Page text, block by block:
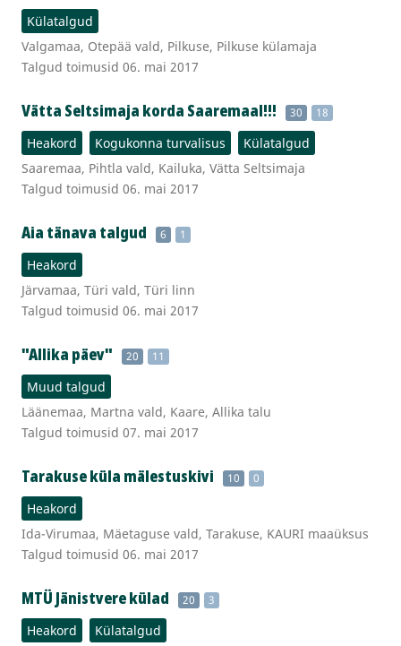
Külatalgud
Valgamaa, Otepää vald, Pilkuse, Pilkuse külamaja
Talgud toimusid 06. mai 2017
Vätta Seltsimaja korda Saaremaal!!! 30 18
Heakord Kogukonna turvalisus
Külatalgud
Saaremaa, Pihtla vald, Kailuka, Vätta Seltsimaja
Talgud toimusid 06. mai 2017
Aia tänava talgud 6 1
Heakord
Järvamaa, Türi vald, Türi linn
Talgud toimusid 06. mai 2017
"Allika päev" 20 11
Muud talgud
Läänemaa, Martna vald, Kaare, Allika talu
Talgud toimusid 07. mai 2017
Tarakuse küla mälestuskivi 10 0
Heakord
Ida-Virumaa, Mäetaguse vald, Tarakuse, KAURI maaüksus
Talgud toimusid 06. mai 2017
MTÜ Jänistvere külad 20 3
Heakord
Külatalgud